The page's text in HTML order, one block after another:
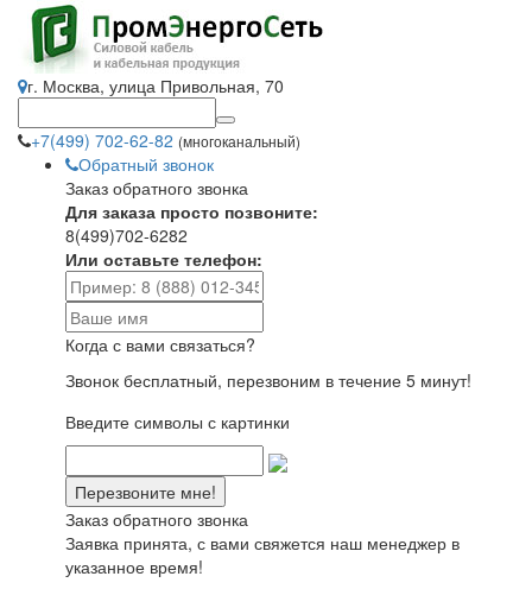
г. Москва, улица Привольная, 70
+7(499) 702-62-82 (многоканальный)
Обратный звонок
Заказ обратного звонка
Для заказа просто позвоните:
8(499)702-6282
Или оставьте телефон:
Когда с вами связаться?
Звонок бесплатный, перезвоним в течение 5 минут!
Введите символы с картинки
Заказ обратного звонка
Заявка принята, с вами свяжется наш менеджер в
указанное время!